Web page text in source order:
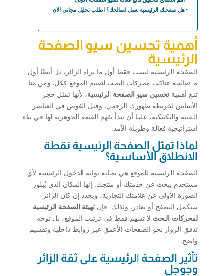
هل صفحتك الرئيسية تعمل لصالحك؟ اطلب تحليل مجاني الآن
أهمية تحسين سيو الصفحة
الرئيسية
الصفحة الرئيسية ليست فقط أول ما يراه الزائر، بل أيضًا أول
ما تعالجه عناكب محركات البحث لتقييم الموقع ككل. ومن هنا
تنبع أهمية تحسين سيو الصفحة الرئيسية، لأنها تمثل حجر
الأساس لخريطة ظهورك الرقمي. وقبل الغوص في العناصر
التقنية والتكتيكية، علينا أن نبدأ بفهم القيمة الجوهرية لها في بناء
استراتيجية فعالة وطويلة الأمد.
لماذا تمثل الصفحة الرئيسية نقطة
الانطلاق الأساسية؟
الصفحة الرئيسية للموقع هي بمثابة بوابة الدخول الرئيسية لأي
مستخدم يبحث عن خدمتك أو منتجك. إنها المكان الذي يُبلور
الصورة الأولى عن علامتك التجارية، ويحدد إن كان الزائر
سيكمل التصفح أو يغادر. ولذلك، فإن تهيئة الصفحة الرئيسية
لمحركات البحث لا تسهم فقط في ترتيب الموقع، بل توجه
تدفق الزوار نحو الصفحات الأعمق عبر روابط داخلية وتقسيم
واضح.
تأثير الصفحة الرئيسية على ثقة الزائر
وجوجل